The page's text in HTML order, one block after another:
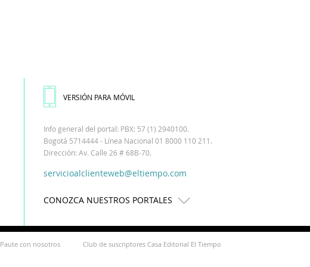
VERSIÓN PARA MÓVIL
Info general del portal: PBX: 57 (1) 2940100.
Bogotá 5714444 - Línea Nacional 01 8000 110 211.
Dirección: Av. Calle 26 # 68B-70.
servicioalclienteweb@eltiempo.com
CONOZCA NUESTROS PORTALES
Paute con nosotros Club de suscriptores Casa Editorial El Tiempo